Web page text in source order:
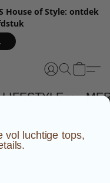
House of Style: ontdek
LIFESTYLE
vol luchtige tops,